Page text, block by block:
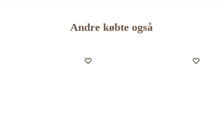
Andre købte også